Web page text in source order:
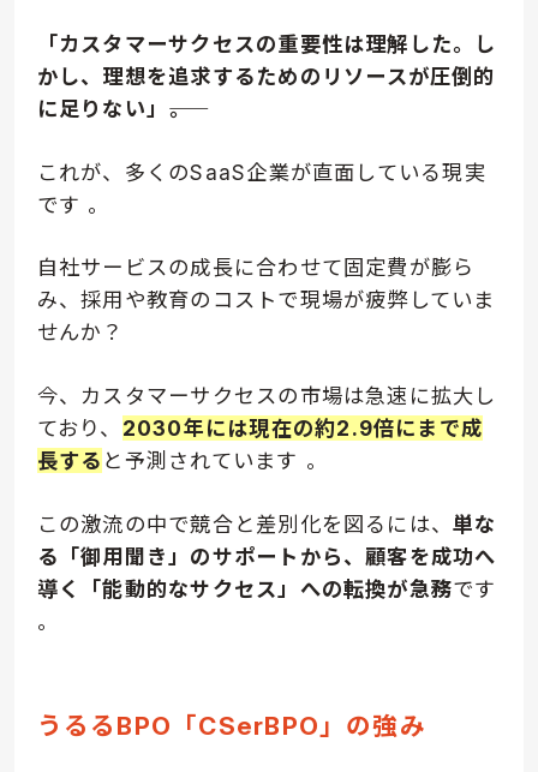
「カスタマーサクセスの重要性は理解した。し
かし、理想を追求するための リソースが圧倒的
に足りない 」――。
これが、多くのSaaS企業が直面している現実
です 。
自社サービスの成長に合わせて固定費が膨ら
み、採用や教育のコストで現場が疲弊していま
せんか？
今、カスタマーサクセスの市場は急速に拡大し
ており、 2030年には現在の約2.9倍にまで成
長する と予測されています 。
この激流の中で競合と差別化を図るには、単な
る「御用聞き」のサポートから、顧客を成功へ
導く「能動的なサクセス」への転換が急務です
。
うるるBPO「CSerBPO」の強み